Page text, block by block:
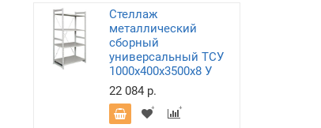
Стеллаж
металлический
сборный
универсальный ТСУ
1000х400х3500х8 У
22 084 р.